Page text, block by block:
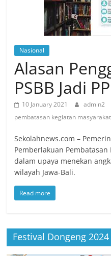
Nasional
Alasan
PSBB Jadi
10 January 2021 admin2
pembatasan kegiatan masyarakat
Sekolahnews.com –
Pemberlakuan Pembatasan
dalam upaya menekan
wilayah Jawa-Bali.
Read more
Festival Dongeng 2024